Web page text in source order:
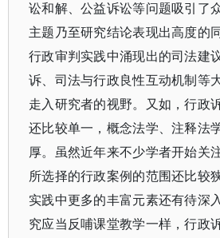
讼和解、公益诉讼等问题吸引了
主题乃至研究结论表现出高度的
行政审判实践中涌现出的司法建
诉、司法与行政良性互动机制等
走入研究者的视野。又如，行政
还比较单一，概念法学、注释法
厚。虽然近年来不少学者开始关
所选择的行政案例的范围还比较
实践中更多的丰富元素还有待深
究应当反哺课堂教学一样，行政